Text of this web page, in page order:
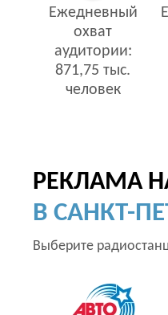
Ежедневный
охват
аудитории:
871,75 тыс.
человек
РЕКЛАМА
В САНКТ-
Выберите